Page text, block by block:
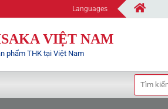
Languages
VIỆT NAM
phẩm THK tại Việt Nam
Tìm
kiếm: